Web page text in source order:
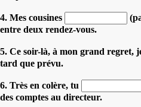
4. Mes cousines
entre deux rendez-vous.
5. Ce soir-là, à mon grand regret,
tard que prévu.
6. Très en colère, tu
des comptes au directeur.